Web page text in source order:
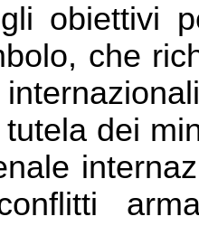
obiettivi
che
dei